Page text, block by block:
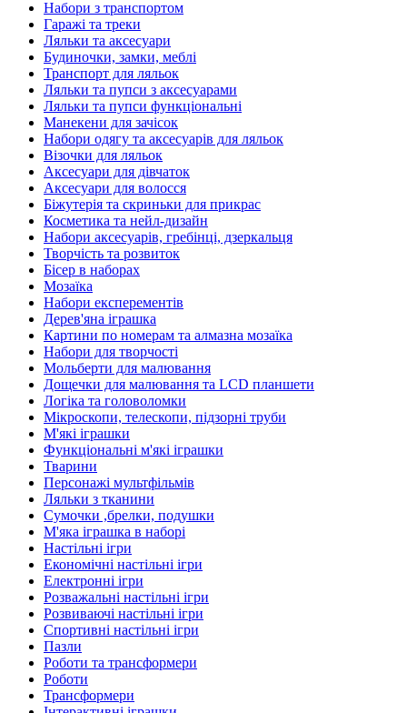
Набори з транспортом
Гаражі та треки
Ляльки та аксесуари
Будиночки, замки, меблі
Транспорт для ляльок
Ляльки та пупси з аксесуарами
Ляльки та пупси функціональні
Манекени для зачісок
Набори одягу та аксесуарів для ляльок
Візочки для ляльок
Аксесуари для дівчаток
Аксесуари для волосся
Біжутерія та скриньки для прикрас
Косметика та нейл-дизайн
Набори аксесуарів, гребінці, дзеркальця
Творчість та розвиток
Бісер в наборах
Мозаїка
Набори експерементів
Дерев'яна іграшка
Картини по номерам та алмазна мозаїка
Набори для творчості
Мольберти для малювання
Дощечки для малювання та LCD планшети
Логіка та головоломки
Мікроскопи, телескопи, підзорні труби
М'які іграшки
Функціональні м'які іграшки
Тварини
Персонажі мультфільмів
Ляльки з тканини
Сумочки ,брелки, подушки
М'яка іграшка в наборі
Настільні ігри
Економічні настільні ігри
Електронні ігри
Розважальні настільні ігри
Розвиваючі настільні ігри
Спортивні настільні ігри
Пазли
Роботи та трансформери
Роботи
Трансформери